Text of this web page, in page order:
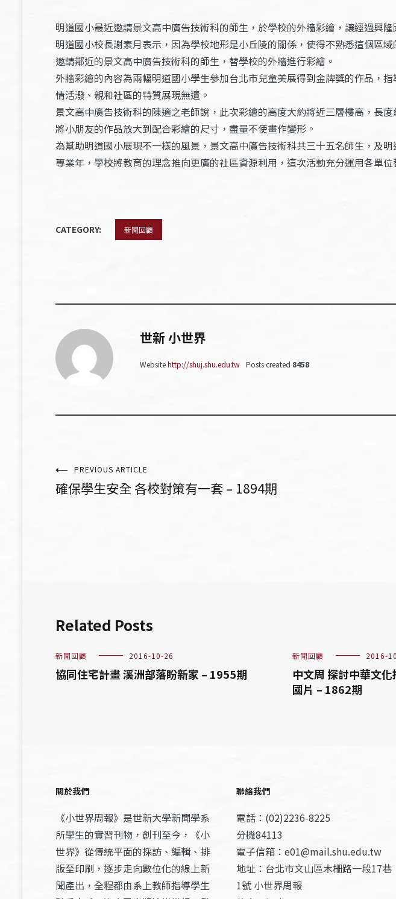
明道國小最近邀請景文高中廣告技術科的師生，於學校的外牆彩繪，讓經過興
明道國小校長謝素月表示，因為學校地形是小丘陵的關係，使得不熟悉這個區
邀請鄰近的景文高中廣告技術科的師生，替學校的外牆進行彩繪。
外牆彩繪的內容為兩幅明道國小學生參加台北市兒童美展得到金牌獎的作品，
情活潑、親和社區的特質展現無遺。
景文高中廣告技術科的陳適之老師說，此次彩繪的高度大約將近三層樓高，長
將小朋友的作品放大到配合彩繪的尺寸，盡量不使畫作變形。
為幫助明道國小展現不一樣的風景，景文高中廣告技術科共三十五名師生，及
專業年，學校將教育的理念推向更廣的社區資源利用，這次活動充分運用各單
CATEGORY: 新聞回顧
世新 小世界
Websitehttp://shuj.shu.edu.tw Posts created 8458
文PREVIOUS ARTICLE
確保學生安全 各校對策有一套 – 1894期
Related Posts
新聞回顧 2016-10-26
協同住宅計畫 溪洲部落盼新家 – 1955期
新聞回顧 2016-
中文周 探討中華文
國片 – 1862期
關於我們
《小世界周報》是世新大學新聞學系
所學生的實習刊物，創刊至今，《小
世界》從傳統平面的採訪、編輯、排
版至印刷，逐步走向數位化的線上新
聞產出，全程都由系上教師指導學生
聯絡我們
電話：(02)2236-8225
分機84113
電子信箱：e01@mail.shu.edu.tw
地址：台北市文山區木柵路一段17巷
1號 小世界周報